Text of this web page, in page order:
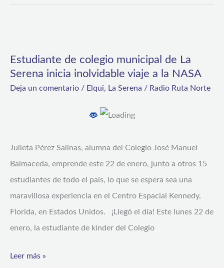
Estudiante de colegio municipal de La
Serena inicia inolvidable viaje a la NASA
Deja un comentario / Elqui, La Serena / Radio Ruta Norte
Julieta Pérez Salinas, alumna del Colegio José Manuel
Balmaceda, emprende este 22 de enero, junto a otros 15
estudiantes de todo el país, lo que se espera sea una
maravillosa experiencia en el Centro Espacial Kennedy,
Florida, en Estados Unidos. ¡Llegó el día! Este lunes 22 de
enero, la estudiante de kínder del Colegio
colegio
inicia
inolvidable
viaje
la
Leer más »